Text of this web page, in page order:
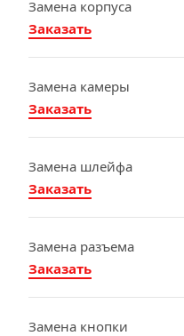
Замена корпуса
Заказать
Замена камеры
Заказать
Замена шлейфа
Заказать
Замена разъема
Заказать
Замена кнопки